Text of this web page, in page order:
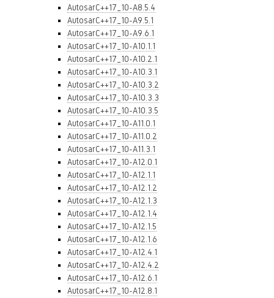
AutosarC++17_10-A8.5.4
AutosarC++17_10-A9.5.1
AutosarC++17_10-A9.6.1
AutosarC++17_10-A10.1.1
AutosarC++17_10-A10.2.1
AutosarC++17_10-A10.3.1
AutosarC++17_10-A10.3.2
AutosarC++17_10-A10.3.3
AutosarC++17_10-A10.3.5
AutosarC++17_10-A11.0.1
AutosarC++17_10-A11.0.2
AutosarC++17_10-A11.3.1
AutosarC++17_10-A12.0.1
AutosarC++17_10-A12.1.1
AutosarC++17_10-A12.1.2
AutosarC++17_10-A12.1.3
AutosarC++17_10-A12.1.4
AutosarC++17_10-A12.1.5
AutosarC++17_10-A12.1.6
AutosarC++17_10-A12.4.1
AutosarC++17_10-A12.4.2
AutosarC++17_10-A12.6.1
AutosarC++17_10-A12.8.1